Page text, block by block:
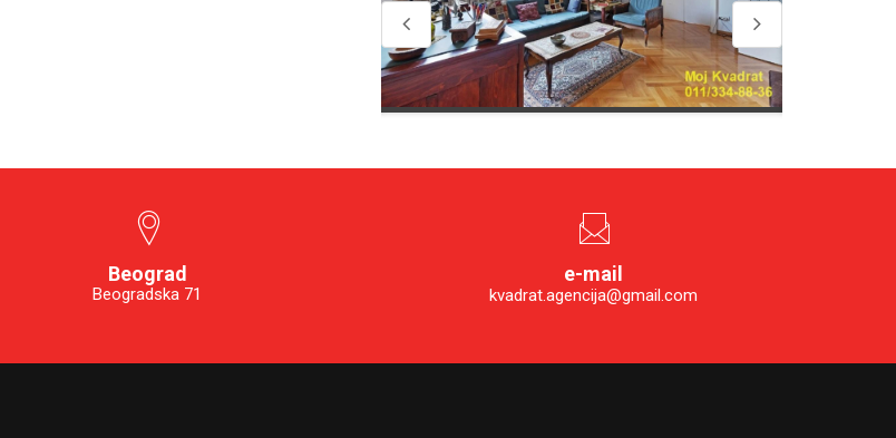
Beograd
Beogradska 71
e-mail
kvadrat.agencija@gmail.com